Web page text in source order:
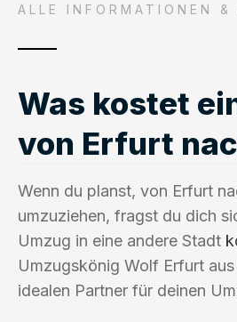
ALLE INFORMATIONEN &
Was kostet
von Erfurt
Wenn du planst, von Erfurt
umzuziehen, fragst du dich
Umzug in eine andere Stadt
Umzugskönig Wolf Erfurt
idealen Partner für deinen